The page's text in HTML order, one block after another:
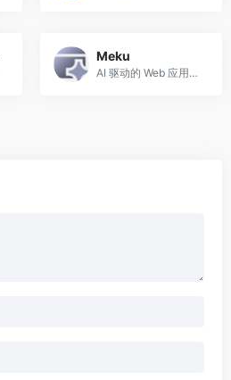
Meku
AI 驱动的 Web 应用和网站构建器